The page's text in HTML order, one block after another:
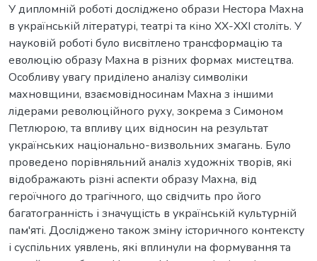
У дипломній роботі досліджено образи Нестора Махна
в українській літературі, театрі та кіно ХХ-ХХІ століть. У
науковій роботі було висвітлено трансформацію та
еволюцію образу Махна в різних формах мистецтва.
Особливу увагу приділено аналізу символіки
махновщини, взаємовідносинам Махна з іншими
лідерами революційного руху, зокрема з Симоном
Петлюрою, та впливу цих відносин на результат
українських національно-визвольних змагань. Було
проведено порівняльний аналіз художніх творів, які
відображають різні аспекти образу Махна, від
героїчного до трагічного, що свідчить про його
багатогранність і значущість в українській культурній
пам'яті. Досліджено також зміну історичного контексту
і суспільних уявлень, які вплинули на формування та